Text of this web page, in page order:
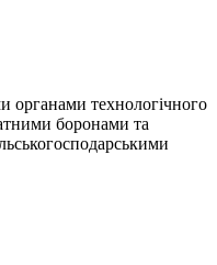
органами технологічного
боронами та